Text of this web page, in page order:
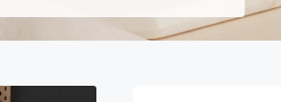
コミュニティ